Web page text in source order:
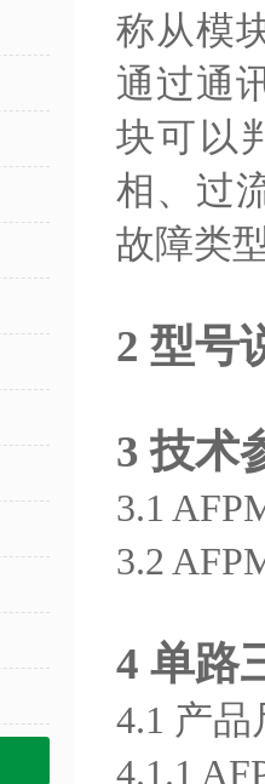
称从模
通过通
块可以
相、过
故障类
2 型号
3 技术
3.1
3.2
4 单路
4.1 产品
4.1.1